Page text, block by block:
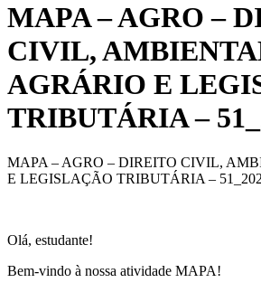
MAPA – AGRO –
CIVIL,
AGRÁRIO E
TRIBUTÁRIA –
MAPA – AGRO – DIREITO CIVIL,
E LEGISLAÇÃO TRIBUTÁRIA –
Olá, estudante!
Bem-vindo à nossa atividade MAPA!